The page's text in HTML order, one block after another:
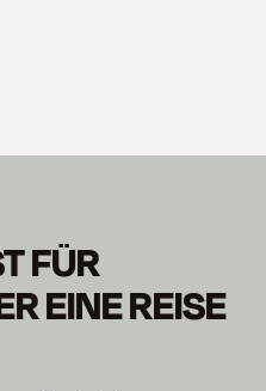
FÜR
EINE REISE